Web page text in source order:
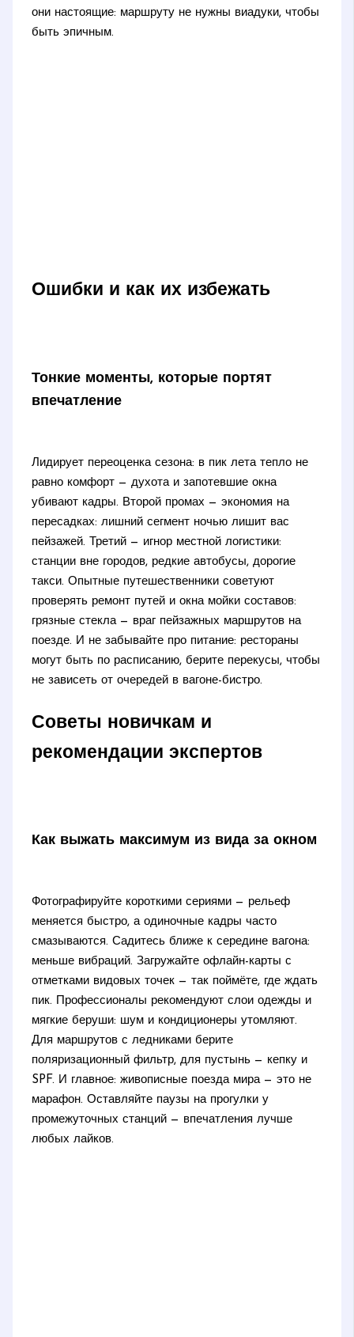
они настоящие: маршруту не нужны виадуки, чтобы
быть эпичным.
Ошибки и как их избежать
Тонкие моменты, которые портят
впечатление
Лидирует переоценка сезона: в пик лета тепло не
равно комфорт — духота и запотевшие окна
убивают кадры. Второй промах — экономия на
пересадках: лишний сегмент ночью лишит вас
пейзажей. Третий — игнор местной логистики:
станции вне городов, редкие автобусы, дорогие
такси. Опытные путешественники советуют
проверять ремонт путей и окна мойки составов:
грязные стекла — враг пейзажных маршрутов на
поезде. И не забывайте про питание: рестораны
могут быть по расписанию, берите перекусы, чтобы
не зависеть от очередей в вагоне-бистро.
Советы новичкам и
рекомендации экспертов
Как выжать максимум из вида за окном
Фотографируйте короткими сериями — рельеф
меняется быстро, а одиночные кадры часто
смазываются. Садитесь ближе к середине вагона:
меньше вибраций. Загружайте офлайн-карты с
отметками видовых точек — так поймёте, где ждать
пик. Профессионалы рекомендуют слои одежды и
мягкие беруши: шум и кондиционеры утомляют.
Для маршрутов с ледниками берите
поляризационный фильтр, для пустынь — кепку и
SPF. И главное: живописные поезда мира — это не
марафон. Оставляйте паузы на прогулки у
промежуточных станций — впечатления лучше
любых лайков.